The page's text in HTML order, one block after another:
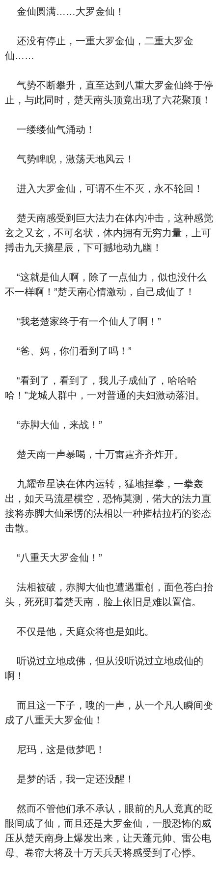
金仙圆满……大罗金仙！
还没有停止，一重大罗金仙，二重大罗金
仙……
气势不断攀升，直至达到八重大罗金仙终于停
止，与此同时，楚天南头顶竟出现了六花聚顶！
一缕缕仙气涌动！
气势睥睨，激荡天地风云！
进入大罗金仙，可谓不生不灭，永不轮回！
楚天南感受到巨大法力在体内冲击，这种感觉
玄之又玄，不可名状，体内拥有无穷力量，上可
搏击九天摘星辰，下可撼地动九幽！
“这就是仙人啊，除了一点仙力，似也没什么
不一样啊！”楚天南心情激动，自己成仙了！
“我老楚家终于有一个仙人了啊！”
“爸、妈，你们看到了吗！”
“看到了，看到了，我儿子成仙了，哈哈哈
哈！”龙城人群中，一对普通的夫妇激动落泪。
“赤脚大仙，来战！”
楚天南一声暴喝，十万雷霆齐齐炸开。
九耀帝星诀在体内运转，猛地捏拳，一拳轰
出，如天马流星横空，恐怖莫测，偌大的法力直
接将赤脚大仙呆愣的法相以一种摧枯拉朽的姿态
击散。
“八重天大罗金仙！”
法相被破，赤脚大仙也遭遇重创，面色苍白抬
头，死死盯着楚天南，脸上依旧是难以置信。
不仅是他，天庭众将也是如此。
听说过立地成佛，但从没听说过立地成仙的
啊！
而且这一下子，嗖的一声，从一个凡人瞬间变
成了八重天大罗金仙！
尼玛，这是做梦吧！
是梦的话，我一定还没醒！
然而不管他们承不承认，眼前的凡人竟真的眨
眼间成了仙，而且还是大罗金仙，一股恐怖的威
压从楚天南身上爆发出来，让天蓬元帅、雷公电
母、卷帘大将及十万天兵天将感受到了心悸。